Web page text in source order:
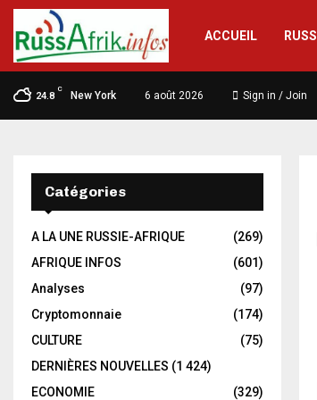
ACCUEIL
24.8
C
New York 6 août 2026 Sign in / Join
Catégories
A LA UNE RUSSIE-AFRIQUE
(269)
AFRIQUE INFOS
(601)
Analyses
(97)
Cryptomonnaie
(174)
CULTURE
(75)
DERNIÈRES NOUVELLES (1 424)
ECONOMIE
(329)